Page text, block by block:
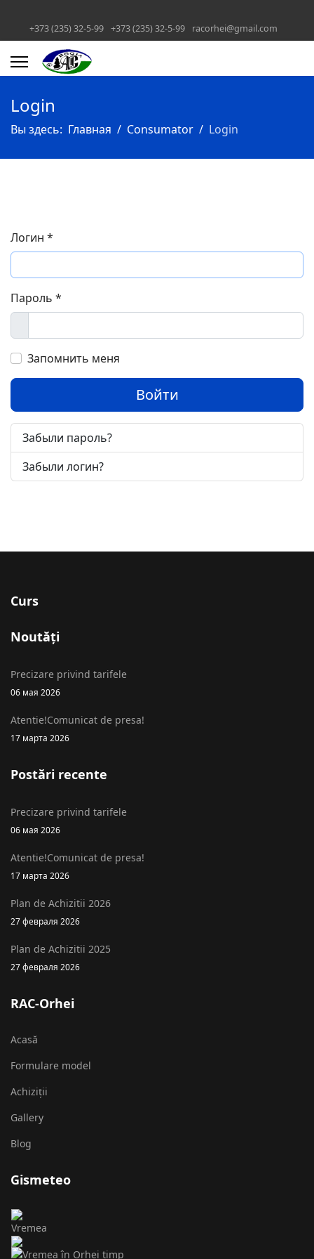
+373 (235) 32-5-99 +373 (235) 32-5-99 racorhei@gmail.com
Login
Вы здесь: Главная Consumator Login
Логин *
Пароль *
Запомнить меня
Войти
Забыли пароль?
Забыли логин?
Curs
Noutăți
Precizare privind tarifele
06 мая 2026
Atentie!Comunicat de presa!
17 марта 2026
Postări recente
Precizare privind tarifele
06 мая 2026
Atentie!Comunicat de presa!
17 марта 2026
Plan de Achizitii 2026
27 февраля 2026
Plan de Achizitii 2025
27 февраля 2026
RAC-Orhei
Acasă
Formulare model
Achiziții
Gallery
Blog
Gismeteo